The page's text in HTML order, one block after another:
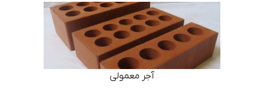
آجر معمولی